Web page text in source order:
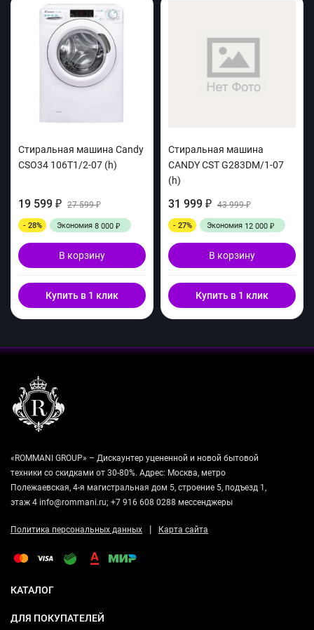
Стиральная машина Candy
CSO34 106T1/2-07 (h)
19 599 ₽ 27 599₽
- 28% Экономия 8 000 ₽
В корзину
Купить в 1 клик
Стиральная машина
CANDY CST G283DM/1-07
(h)
31 999 ₽ 43 999₽
- 27% Экономия 12 000 ₽
В корзину
Купить в 1 клик
«ROMMANI GROUP» – Дискаунтер уцененной и новой бытовой
техники со скидками от 30-80%. Адрес: Москва, метро
Полежаевская, 4-я магистральная дом 5, строение 5, подъезд 1,
этаж 4 info@rommani.ru; +7 916 608 0288 мессенджеры
Политика персональных данных | Карта сайта
КАТАЛОГ
ДЛЯ ПОКУПАТЕЛЕЙ